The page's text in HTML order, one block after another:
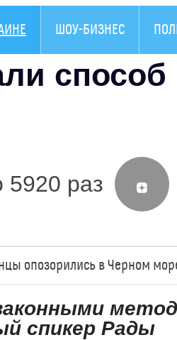
ШОУ-БИЗНЕС
способ
5920 раз
опозорились в Черном
спикер Рады